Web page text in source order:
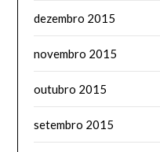
dezembro 2015
novembro 2015
outubro 2015
setembro 2015